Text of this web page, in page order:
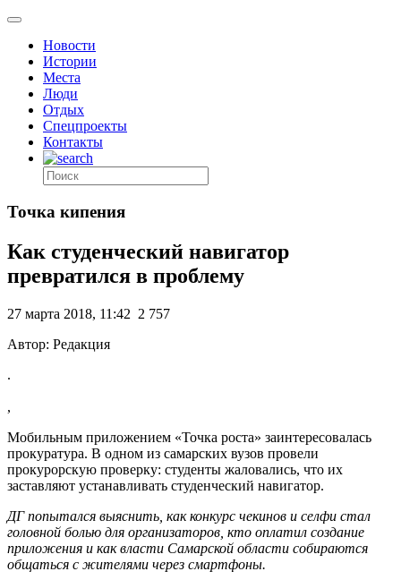
Новости
Истории
Места
Люди
Отдых
Спецпроекты
Контакты
Точка кипения
Как студенческий навигатор
превратился в проблему
27 марта 2018, 11:42 2 757
Автор: Редакция
.
,
Мобильным приложением «Точка роста» заинтересовалась
прокуратура. В одном из самарских вузов провели
прокурорскую проверку: студенты жаловались, что их
заставляют устанавливать студенческий навигатор.
ДГ попытался выяснить, как конкурс чекинов и селфи стал
головной болью для организаторов, кто оплатил создание
приложения и как власти Самарской области собираются
общаться с жителями через смартфоны.